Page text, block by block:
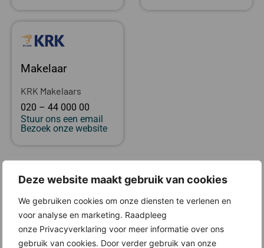
Deze website maakt gebruik van cookies
We gebruiken cookies om onze diensten te verlenen en
voor analyse en marketing. Raadpleeg
onze Privacyverklaring voor meer informatie over ons
gebruik van cookies. Door verder gebruik van onze
Makelaar
KRK Makelaars
020 – 44 000 00
Stuur ons een email
Bezoek onze website